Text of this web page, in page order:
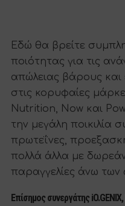
Εδώ θα βρείτε
ποιότητας για τις
απώλειας βάρους και
στις κορυφαίες
Nutrition, Now και
την μεγάλη
πρωτεΐνες,
πολλά άλλα με
παραγγελίες άνω των
Επίσημος συνεργάτης iO.GENIX,